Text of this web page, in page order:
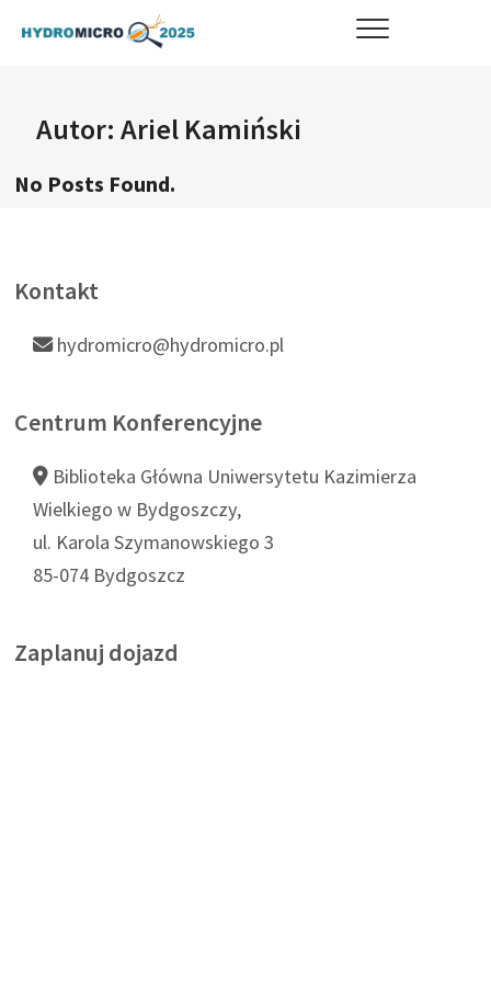
HYDROMICRO 2025
Autor:Ariel Kamiński
No Posts Found.
Kontakt
hydromicro@hydromicro.pl
Centrum Konferencyjne
Biblioteka Główna Uniwersytetu Kazimierza
Wielkiego w Bydgoszczy,
ul. Karola Szymanowskiego 3
85-074 Bydgoszcz
Zaplanuj dojazd